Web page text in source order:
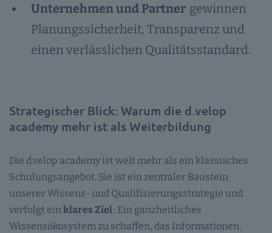
Unternehmen und Partner gewinnen
Planungssicherheit, Transparenz und
einen verlässlichen Qualitätsstandard.
Strategischer Blick: Warum die d.velop
academy mehr ist als Weiterbildung
Die d.velop academy ist weit mehr als ein klassisches
Schulungsangebot. Sie ist ein zentraler Baustein
unserer Wissens- und Qualifizierungsstrategie und
verfolgt einklares Ziel: Ein ganzheitliches
Wissensökosystem zu schaffen, das Informationen,